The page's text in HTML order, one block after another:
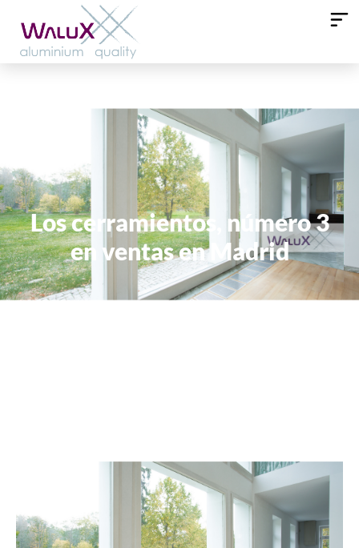
Los cerramientos, número 3
en ventas en Madrid